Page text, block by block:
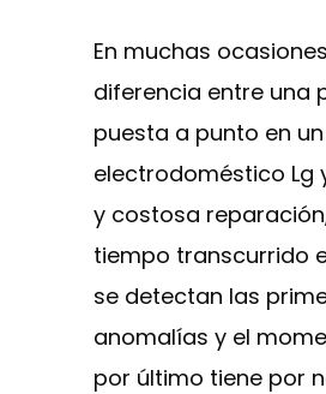
En muchas
diferencia entre una
puesta a punto en un
electrodoméstico Lg
y costosa
tiempo transcurrido
se detectan las
anomalías y el
por último tiene por